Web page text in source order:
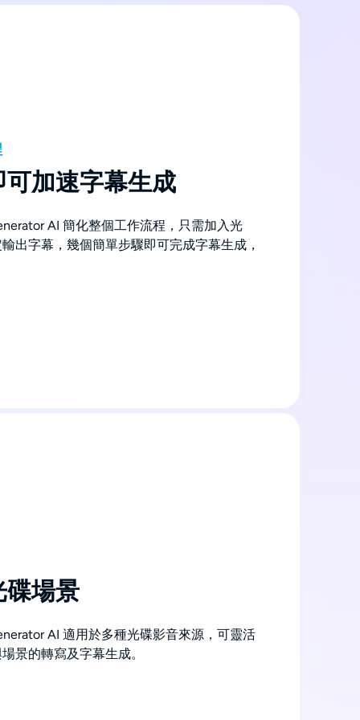
加速字幕生成
AI 簡化整個工作流程，只需加入光
出字幕，幾個簡單步驟即可完成字幕生成，
碟場景
AI 適用於多種光碟影音來源，可靈活
景的轉寫及字幕生成。